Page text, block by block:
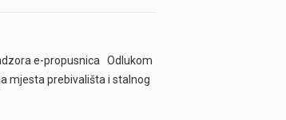
e-propusnica Odlukom
mjesta prebivališta i stalnog